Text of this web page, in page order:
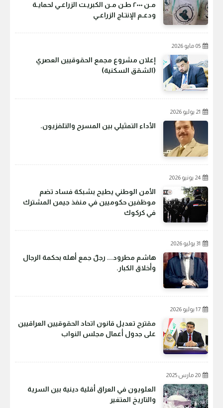
مـن ٢٠٠٠ طـن مـن الكبريـت الزراعـي لحمايـة
ودعـم الإنتـاج الزراعـي
05 مايو 2026
إعلان مشروع مجمع الحقوقيين العصري
(الشقق السكنية)
21 يوليو 2026
الأداء التمثيلي بين المسرح والتلفزيون.
24 يونيو 2026
الأمن الوطني يطيح بشبكة فساد تضم
موظفين حكوميين في منفذ جيمن المشترك
في كركوك
31 يوليو 2026
هاشم مطرود... رجلٌ جمع أهله بحكمة الرجال
وأخلاق الكبار.
17 يوليو 2026
مقترح تعديل قانون اتحاد الحقوقيين العراقيين
على جدول أعمال مجلس النواب
20 مارس 2025
العلويون في العراق أقلية دينية بين السرية
والتاريخ المتغير